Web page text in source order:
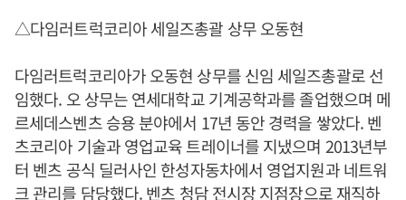
△다임러트럭코리아 세일즈총괄 상무 오동현
다임러트럭코리아가 오동현 상무를 신임 세일즈총괄로 선
임했다. 오 상무는 연세대학교 기계공학과를 졸업했으며 메
르세데스벤츠 승용 분야에서 17년 동안 경력을 쌓았다. 벤
츠코리아 기술과 영업교육 트레이너를 지냈으며 2013년부
터 벤츠 공식 딜러사인 한성자동차에서 영업지원과 네트워
크 관리를 담당했다. 벤츠 청담 전시장 지점장으로 재직하